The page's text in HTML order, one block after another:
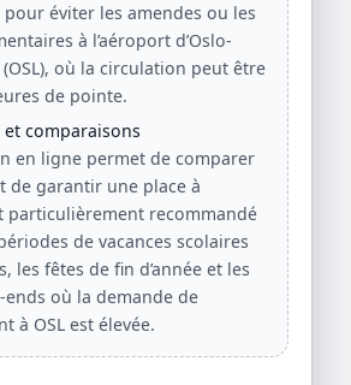
pour éviter les amendes ou les
à l’aéroport d’Oslo-
où la circulation peut être
de pointe.
et comparaisons
en ligne permet de comparer
de garantir une place à
particulièrement recommandé
de vacances scolaires
les fêtes de fin d’année et les
où la demande de
à OSL est élevée.